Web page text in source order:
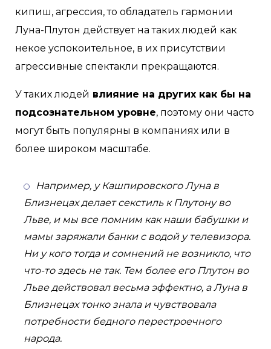
кипиш, агрессия, то обладатель гармонии
Луна-Плутон действует на таких людей как
некое успокоительное, в их присутствии
агрессивные спектакли прекращаются.
У таких людей влияние на других как бы на
подсознательном уровне, поэтому они часто
могут быть популярны в компаниях или в
более широком масштабе.
Например, у Кашпировского Луна в
Близнецах делает секстиль к Плутону во
Льве, и мы все помним как наши бабушки и
мамы заряжали банки с водой у телевизора.
Ни у кого тогда и сомнений не возникло, что
что-то здесь не так. Тем более его Плутон во
Льве действовал весьма эффектно, а Луна в
Близнецах тонко знала и чувствовала
потребности бедного перестроечного
народа.